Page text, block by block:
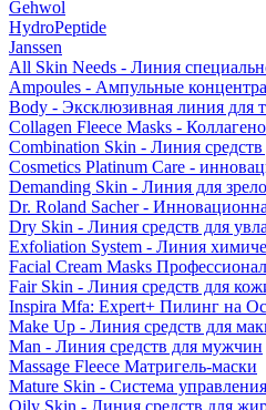
Gehwol
HydroPeptide
Janssen
All Skin Needs - Линия
Ampoules - Ампульные
Body - Эксклюзивная линия для
Collagen Fleece Masks -
Combination Skin - Линия
Cosmetics Platinum Care -
Demanding Skin - Линия для
Dr. Roland Sacher -
Dry Skin - Линия средств для
Exfoliation System - Линия
Facial Cream Masks
Fair Skin - Линия средств для
Inspira Mfa: Expert+ Пилинг на
Make Up - Линия средств для
Man - Линия средств для мужчин
Massage Fleece Матригель-маски
Mature Skin - Система
Oily Skin - Линия средств для